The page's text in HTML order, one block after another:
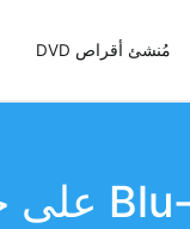
مُنشئ أقراص DVD